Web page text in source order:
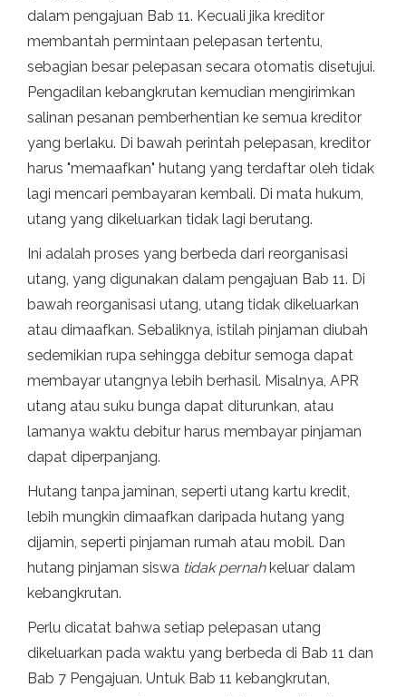
dalam pengajuan Bab 11. Kecuali jika kreditor
membantah permintaan pelepasan tertentu,
sebagian besar pelepasan secara otomatis disetujui.
Pengadilan kebangkrutan kemudian mengirimkan
salinan pesanan pemberhentian ke semua kreditor
yang berlaku. Di bawah perintah pelepasan, kreditor
harus "memaafkan" hutang yang terdaftar oleh tidak
lagi mencari pembayaran kembali. Di mata hukum,
utang yang dikeluarkan tidak lagi berutang.
Ini adalah proses yang berbeda dari reorganisasi
utang, yang digunakan dalam pengajuan Bab 11. Di
bawah reorganisasi utang, utang tidak dikeluarkan
atau dimaafkan. Sebaliknya, istilah pinjaman diubah
sedemikian rupa sehingga debitur semoga dapat
membayar utangnya lebih berhasil. Misalnya, APR
utang atau suku bunga dapat diturunkan, atau
lamanya waktu debitur harus membayar pinjaman
dapat diperpanjang.
Hutang tanpa jaminan, seperti utang kartu kredit,
lebih mungkin dimaafkan daripada hutang yang
dijamin, seperti pinjaman rumah atau mobil. Dan
hutang pinjaman siswa tidak pernahkeluar dalam
kebangkrutan.
Perlu dicatat bahwa setiap pelepasan utang
dikeluarkan pada waktu yang berbeda di Bab 11 dan
Bab 7 Pengajuan. Untuk Bab 11 kebangkrutan,